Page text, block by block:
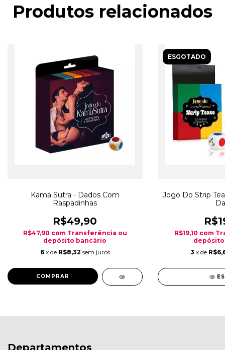
Produtos relacionados
Kama Sutra - Dados Com
Raspadinhas
R$49,90
R$47,90 com Transferência ou
depósito bancário
6 x de R$8,32 sem juros
ESGOTADO
Jogo Do Strip
R$19,10 com
3 x de